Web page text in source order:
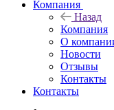
Компания
Назад
Компания
О
Новости
Отзывы
Контакты
Контакты